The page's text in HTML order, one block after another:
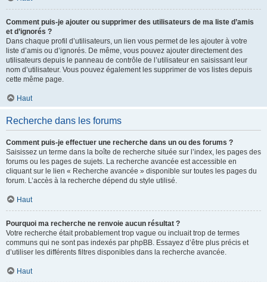
Comment puis-je ajouter ou supprimer des utilisateurs de ma liste d’amis
et d’ignorés ?
Dans chaque profil d’utilisateurs, un lien vous permet de les ajouter à votre
liste d’amis ou d’ignorés. De même, vous pouvez ajouter directement des
utilisateurs depuis le panneau de contrôle de l’utilisateur en saisissant leur
nom d’utilisateur. Vous pouvez également les supprimer de vos listes depuis
cette même page.
Haut
Recherche dans les forums
Comment puis-je effectuer une recherche dans un ou des forums ?
Saisissez un terme dans la boîte de recherche située sur l’index, les pages des
forums ou les pages de sujets. La recherche avancée est accessible en
cliquant sur le lien « Recherche avancée » disponible sur toutes les pages du
forum. L’accès à la recherche dépend du style utilisé.
Haut
Pourquoi ma recherche ne renvoie aucun résultat ?
Votre recherche était probablement trop vague ou incluait trop de termes
communs qui ne sont pas indexés par phpBB. Essayez d’être plus précis et
d’utiliser les différents filtres disponibles dans la recherche avancée.
Haut